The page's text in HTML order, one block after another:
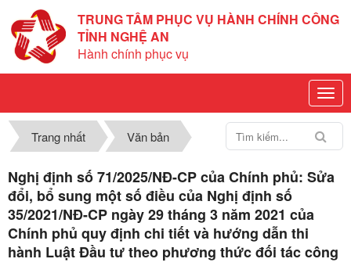
TRUNG TÂM PHỤC VỤ HÀNH CHÍNH CÔNG
TỈNH NGHỆ AN
Hành chính phục vụ
Trang nhất Văn bản
Nghị định số 71/2025/NĐ-CP của Chính phủ: Sửa
đổi, bổ sung một số điều của Nghị định số
35/2021/NĐ-CP ngày 29 tháng 3 năm 2021 của
Chính phủ quy định chi tiết và hướng dẫn thi
hành Luật Đầu tư theo phương thức đối tác công